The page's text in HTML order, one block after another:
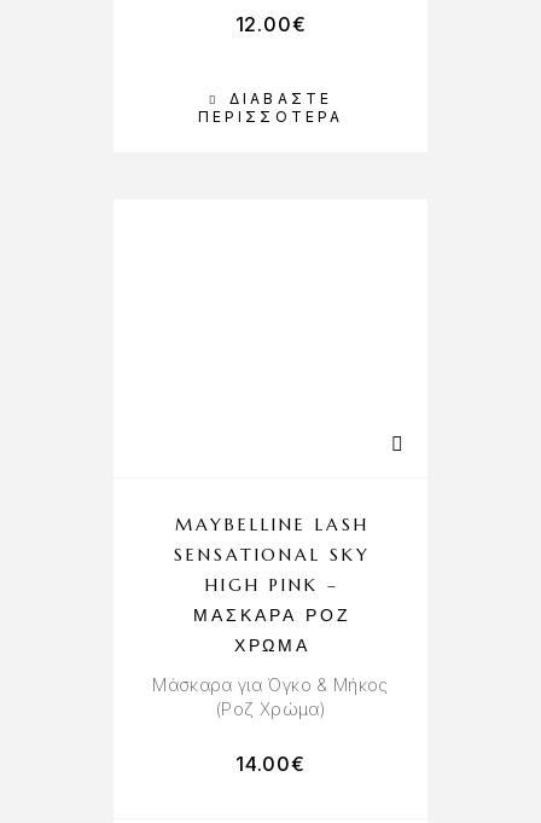
ΔΙΑΒΆΣΤΕ
ΠΕΡΙΣΣΌΤΕΡΑ
12.00€
MAYBELLINE LASH
SENSATIONAL SKY
HIGH PINK –
ΜΆΣΚΑΡΑ ΡΟΖ
ΧΡΏΜΑ
Μάσκαρα για Όγκο & Μήκος
(Ροζ Χρώμα)
14.00€